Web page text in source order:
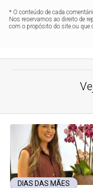
* O conteúdo de cada
Nos reservamos ao direito de
com o propósito do site ou que
DIAS DAS MÃES